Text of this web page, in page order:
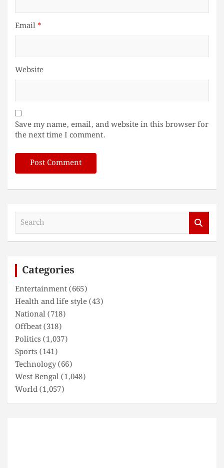
Email*
Website
Save my name, email, and website in this browser for
the next time I comment.
Categories
Entertainment(665)
Health and life style(43)
National(718)
Offbeat(318)
Politics (1,037)
Sports (141)
Technology(66)
West Bengal(1,048)
World(1,057)